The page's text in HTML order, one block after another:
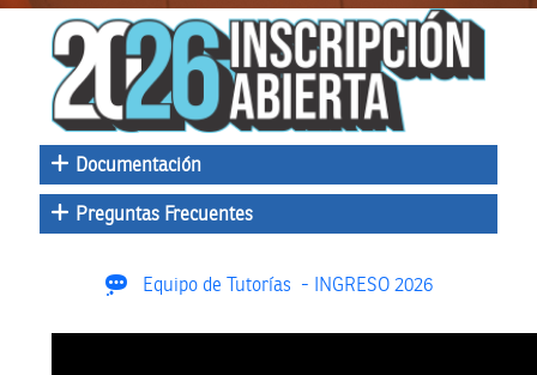
Documentación
Preguntas Frecuentes
Equipo de Tutorías - INGRESO 2026